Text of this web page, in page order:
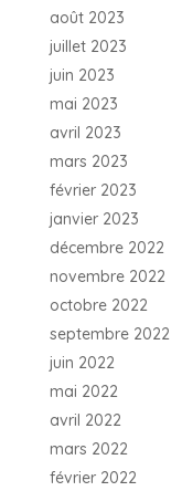
août 2023
juillet 2023
juin 2023
mai 2023
avril 2023
mars 2023
février 2023
janvier 2023
décembre 2022
novembre 2022
octobre 2022
septembre 2022
juin 2022
mai 2022
avril 2022
mars 2022
février 2022